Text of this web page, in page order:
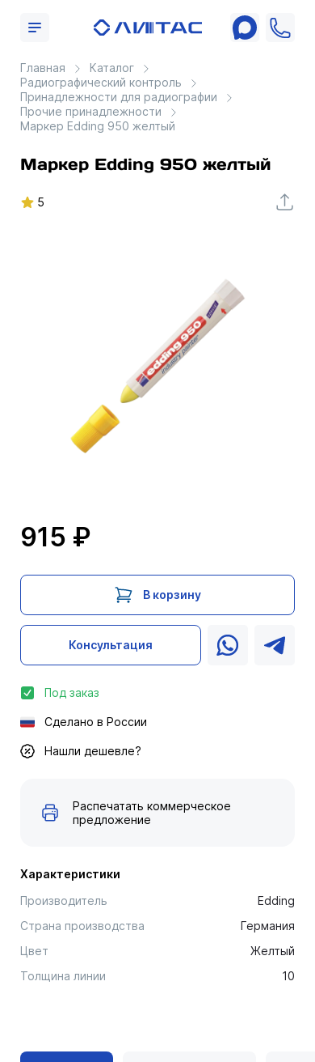
Главная
Каталог
Радиографический контроль
Принадлежности для радиографии
Прочие принадлежности
Маркер Edding 950 желтый
Маркер Edding 950 желтый
5
Характеристики
Производитель
Edding
Страна производства
Германия
Цвет
Желтый
Толщина линии
10
915 ₽
В корзину
Консультация
Под заказ
Сделано в России
Нашли дешевле?
Распечатать коммерческое
предложение